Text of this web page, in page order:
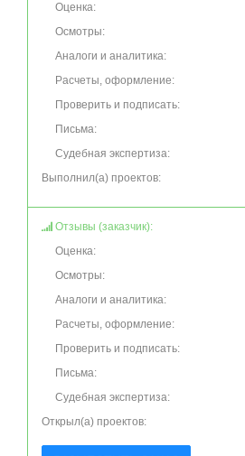
Оценка:
Осмотры:
Аналоги и аналитика:
Расчеты, оформление:
Проверить и подписать:
Письма:
Судебная экспертиза:
Выполнил(а) проектов:
Отзывы (заказчик):
Оценка:
Осмотры:
Аналоги и аналитика:
Расчеты, оформление:
Проверить и подписать:
Письма:
Судебная экспертиза:
Открыл(а) проектов: